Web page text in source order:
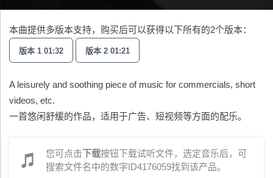
本曲提供多版本支持，购买后可以获得以下所有的2个版本：
版本 1 01:32 版本 2 01:21
A leisurely and soothing piece of music for commercials, short
videos, etc.
一首悠闲舒缓的作品，适用于广告、短视频等方面的配乐。
您可点击下载按钮下载试听文件，选定音乐后，可
搜索文件名中的数字ID4176059找到该产品。